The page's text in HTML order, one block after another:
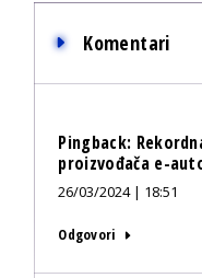
Komentari
Pingback:
proizvođača e-
26/03/2024 | 18:51
Odgovori